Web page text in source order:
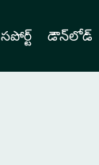
సపోర్ట్ డౌన్‌లోడ్